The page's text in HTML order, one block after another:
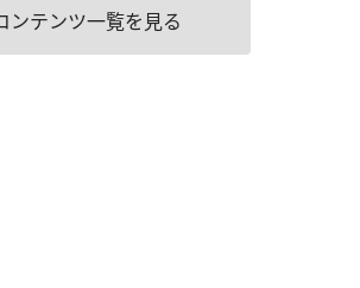
ンテンツ一覧を見る